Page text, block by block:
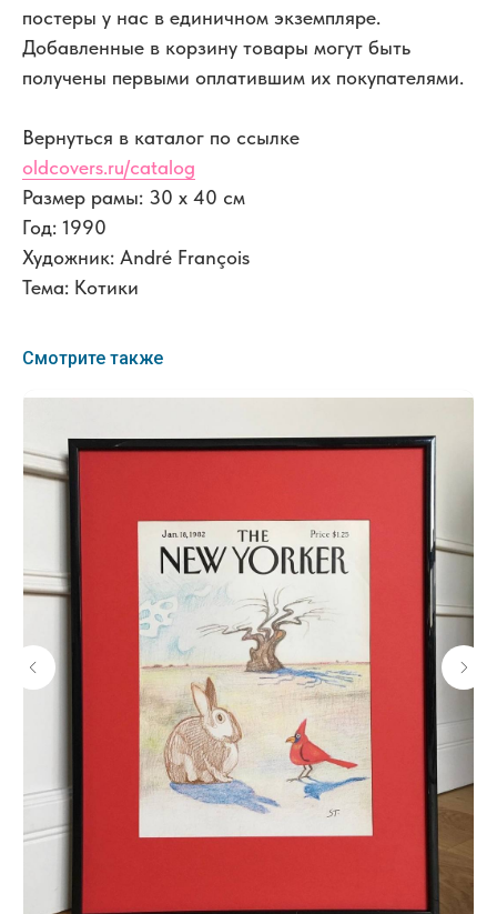
постеры у нас в единичном экземпляре.
Добавленные в корзину товары могут быть
получены первыми оплатившим их покупателями.
Вернуться в каталог по ссылке
oldcovers.ru/catalog
Размер рамы: 30 x 40 см
Год: 1990
Художник: André François
Тема: Котики
Смотрите также